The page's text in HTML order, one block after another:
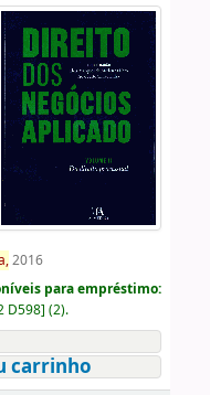
2016
para empréstimo:
D598] (2).
carrinho